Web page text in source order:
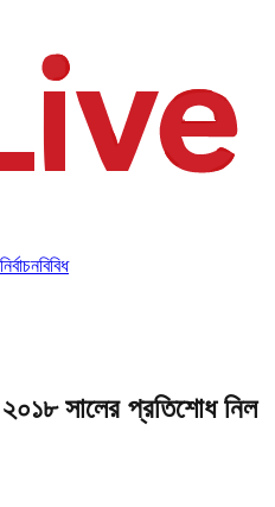
নির্বাচনবিবিধ
সালের প্রতিশোধ নিল